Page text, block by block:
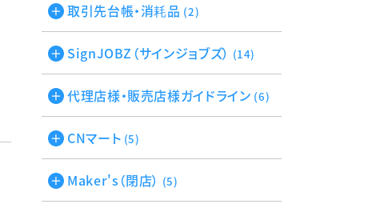
取引先台帳・消耗品 (2)
SignJOBZ（サインジョブズ） (14)
代理店様・販売店様ガイドライン (6)
CNマート (5)
Maker's（閉店） (5)